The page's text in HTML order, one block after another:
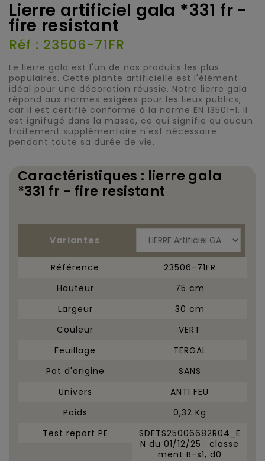
Lierre artificiel gala *331 fr -
fire resistant
Réf : 23506-71FR
Le lierre gala est l'un de nos produits les plus
populaires. Cette plante artificielle est l'élément
idéal pour une décoration réussie. Notre lierre gala
répond aux normes exigées pour les lieux publics,
car il est certifié conforme à la norme EN 13501-1. Il
est ignifugé dans la masse, ce qui signifie qu'aucun
traitement supplémentaire n'est nécessaire
pendant toute sa durée de vie.
Caractéristiques : lierre gala
*331 fr - fire resistant
Variantes
Référence
23506-71FR
Hauteur
75 cm
Largeur
30 cm
Couleur
VERT
Feuillage
TERGAL
Pot d'origine
SANS
Univers
ANTI FEU
Poids
0,32 Kg
Test report PE
SDFTS25006682R04_E
N du 01/12/25 : classe
ment B-s1, d0